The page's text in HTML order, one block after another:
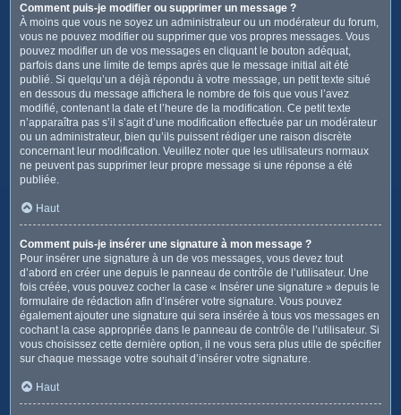
Comment puis-je modifier ou supprimer un message ?
À moins que vous ne soyez un administrateur ou un modérateur du forum,
vous ne pouvez modifier ou supprimer que vos propres messages. Vous
pouvez modifier un de vos messages en cliquant le bouton adéquat,
parfois dans une limite de temps après que le message initial ait été
publié. Si quelqu’un a déjà répondu à votre message, un petit texte situé
en dessous du message affichera le nombre de fois que vous l’avez
modifié, contenant la date et l’heure de la modification. Ce petit texte
n’apparaîtra pas s’il s’agit d’une modification effectuée par un modérateur
ou un administrateur, bien qu’ils puissent rédiger une raison discrète
concernant leur modification. Veuillez noter que les utilisateurs normaux
ne peuvent pas supprimer leur propre message si une réponse a été
publiée.
Haut
Comment puis-je insérer une signature à mon message ?
Pour insérer une signature à un de vos messages, vous devez tout
d’abord en créer une depuis le panneau de contrôle de l’utilisateur. Une
fois créée, vous pouvez cocher la case « Insérer une signature » depuis le
formulaire de rédaction afin d’insérer votre signature. Vous pouvez
également ajouter une signature qui sera insérée à tous vos messages en
cochant la case appropriée dans le panneau de contrôle de l’utilisateur. Si
vous choisissez cette dernière option, il ne vous sera plus utile de spécifier
sur chaque message votre souhait d’insérer votre signature.
Haut